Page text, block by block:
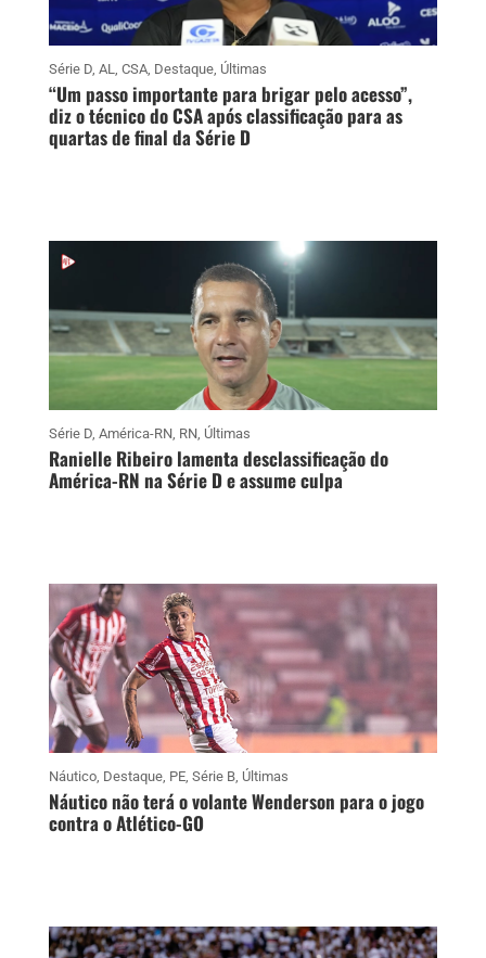
Série D, AL, CSA, Destaque, Últimas
“Um passo importante para brigar pelo acesso”,
diz o técnico do CSA após classificação para as
quartas de final da Série D
Série D, América-RN, RN, Últimas
Ranielle Ribeiro lamenta desclassificação do
América-RN na Série D e assume culpa
Náutico, Destaque, PE, Série B, Últimas
Náutico não terá o volante Wenderson para o jogo
contra o Atlético-GO